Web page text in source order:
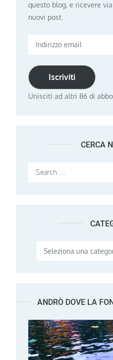
questo blog, e ricevere
nuovi post.
Indirizzo
Iscriviti
Unisciti ad altri 86 di
CERCA
Search
Categorie
ANDRÒ DOVE LA